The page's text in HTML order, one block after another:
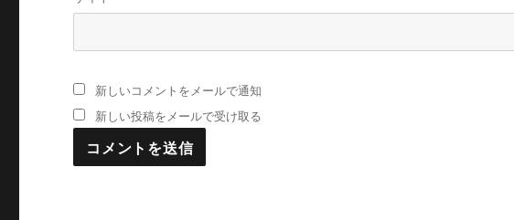
新しいコメントをメールで通知
新しい投稿をメールで受け取る